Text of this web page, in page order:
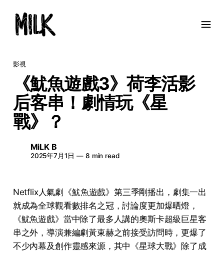
影視
《魷魚遊戲3》荷李活影
后客串！劇情玩《星
戰》？
MiLK B
2025年7月1日 —8 min read
Netflix人氣劇《魷魚遊戲》第三季剛播出，劇集一出
就成為全球觀看數排名之冠，討論度更加爆晒燈，
《魷魚遊戲》當中除了最多人講的奧斯卡超級巨星客
串之外，導演兼編劇黃東赫之前接受訪問時，更爆了
不少內幕及創作靈感來源，其中《星球大戰》除了成